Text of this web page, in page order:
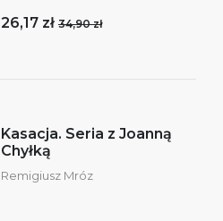
26,17 zł 34,90 zł
Kasacja. Seria z Joanną
Chyłką
Remigiusz Mróz